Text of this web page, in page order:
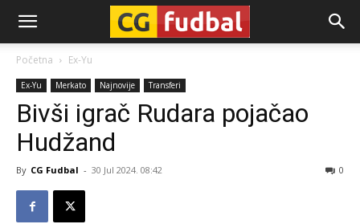
CG-
Fudbal
Početna Ex-Yu
Ex-Yu Merkato Najnovije Transferi
Bivši igrač Rudara pojačao
Hudžand
By CG Fudbal - 30 Jul 2024. 08:42 0